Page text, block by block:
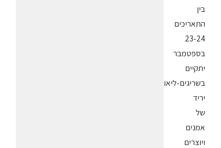
בין
התאריכים
23-24
בספטמבר
יתקיים
בשריגים-ליאון
יריד
של
אמנים
ויוצרים